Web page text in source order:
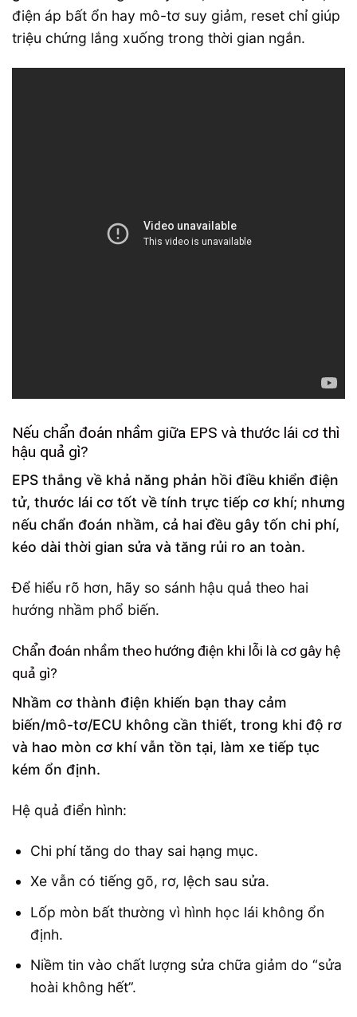
điện áp bất ổn hay mô-tơ suy giảm, reset chỉ giúp
triệu chứng lắng xuống trong thời gian ngắn.
Nếu chẩn đoán nhầm giữa EPS và thước lái cơ thì
hậu quả gì?
EPS thắng về khả năng phản hồi điều khiển điện
tử, thước lái cơ tốt về tính trực tiếp cơ khí; nhưng
nếu chẩn đoán nhầm, cả hai đều gây tốn chi phí,
kéo dài thời gian sửa và tăng rủi ro an toàn.
Để hiểu rõ hơn, hãy so sánh hậu quả theo hai
hướng nhầm phổ biến.
Chẩn đoán nhầm theo hướng điện khi lỗi là cơ gây hệ
quả gì?
Nhầm cơ thành điện khiến bạn thay cảm
biến/mô-tơ/ECU không cần thiết, trong khi độ rơ
và hao mòn cơ khí vẫn tồn tại, làm xe tiếp tục
kém ổn định.
Hệ quả điển hình:
Chi phí tăng do thay sai hạng mục.
Xe vẫn có tiếng gõ, rơ, lệch sau sửa.
Lốp mòn bất thường vì hình học lái không ổn
định.
Niềm tin vào chất lượng sửa chữa giảm do “sửa
hoài không hết”.